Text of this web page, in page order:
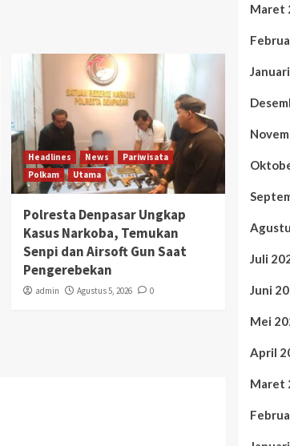
Headlines News
Pariwisata
Polkam
Utama
Polresta Denpasar Ungkap
Kasus Narkoba, Temukan
Senpi dan Airsoft Gun Saat
Pengerebekan
admin Agustus 5, 2026 0
Maret
Juli
Juni
Mei
April
Maret